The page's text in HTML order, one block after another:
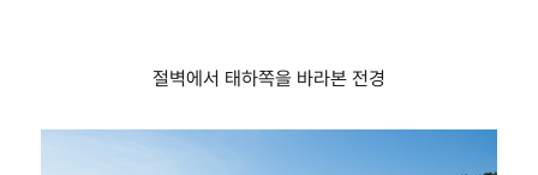
절벽에서 태하쪽을 바라본 전경